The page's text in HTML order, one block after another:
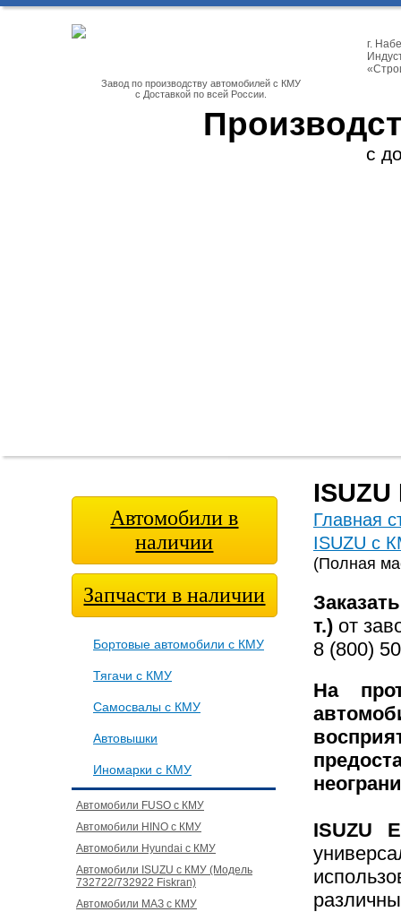
Завод по производству автомобилей с КМУ
с Доставкой по всей России.
г.
с
Автомобили в
наличии
Запчасти в наличии
Бортовые автомобили с КМУ
Тягачи с КМУ
Самосвалы с КМУ
Автовышки
Иномарки с КМУ
Автомобили FUSO с КМУ
Автомобили HINO с КМУ
Автомобили Hyundai с КМУ
Автомобили ISUZU с КМУ (Модель
732722/732922 Fiskran)
Автомобили МАЗ с КМУ
Главная
ISUZU с
(Полная
т.) от
8 (800)
На
ISUZU